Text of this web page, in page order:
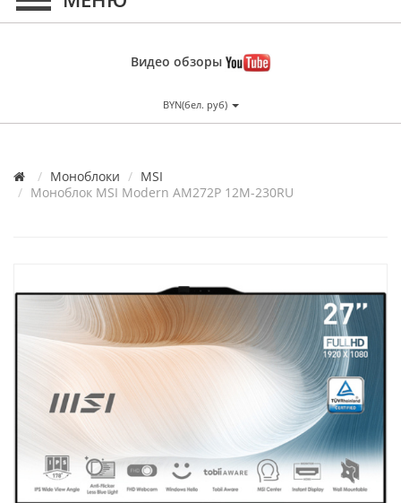
Контакты, и схема проезда
Видео обзоры
BYN(бел. руб)
Моноблоки
MSI
Моноблок MSI Modern AM272P 12M-230RU